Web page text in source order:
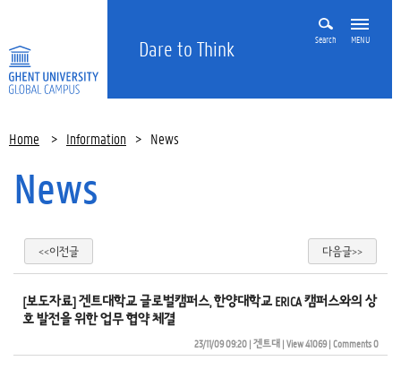
Dare to Think Search MENU
Home > Information > News
News
<<이전글 다음글>>
[보도자료] 겐트대학교 글로벌캠퍼스, 한양대학교 ERICA 캠퍼스와의 상
호 발전을 위한 업무 협약 체결
23/11/09 09:20| 겐트대| View 41069| Comments 0